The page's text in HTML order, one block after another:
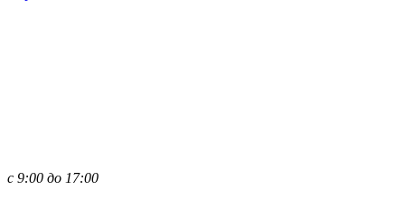
с 9:00 до 17:00